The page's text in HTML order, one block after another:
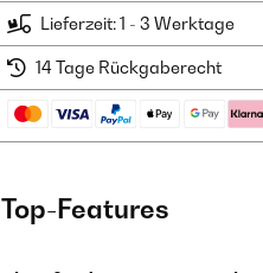
Lieferzeit: 1 - 3 Werktage
14 Tage Rückgaberecht
Top-Features